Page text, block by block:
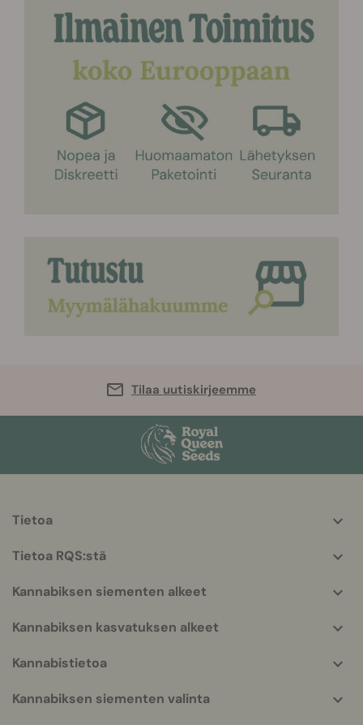
Tilaa uutiskirjeemme
More
info
Tietoa
Tietoa RQS:stä
Kannabiksen siementen alkeet
Kannabiksen kasvatuksen alkeet
Kannabistietoa
Kannabiksen siementen valinta